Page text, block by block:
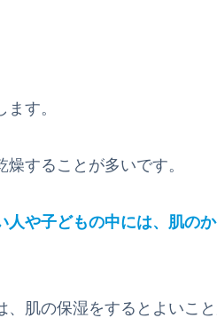
す。
することが多いです。
人や子どもの中には、肌の
肌の保湿をするとよいこと